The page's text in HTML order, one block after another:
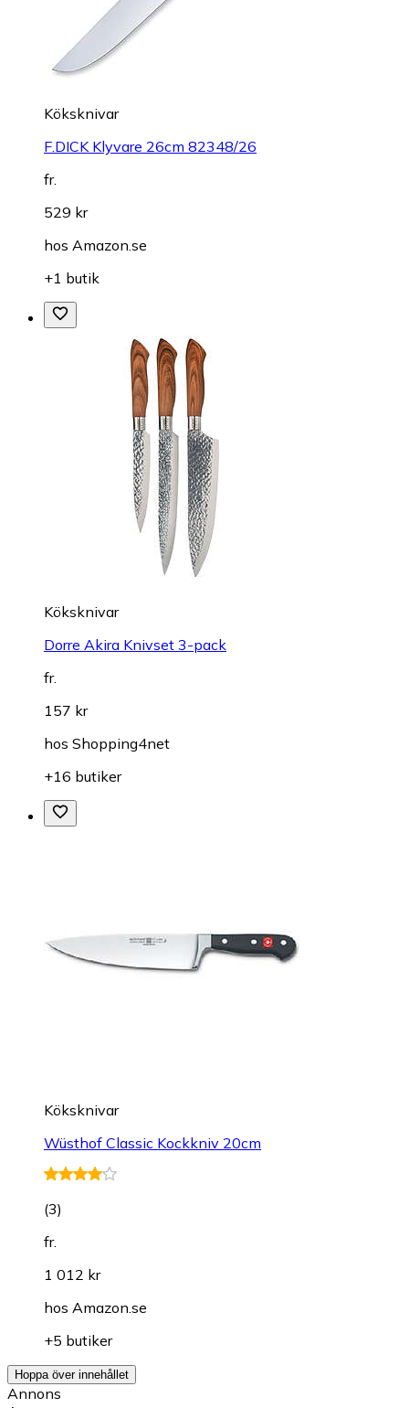
Köksknivar
F.DICK Klyvare 26cm 82348/26
fr.
529 kr
hos Amazon.se
+1 butik
Köksknivar
Dorre Akira Knivset 3-pack
fr.
157 kr
hos Shopping4net
+16 butiker
Köksknivar
Wüsthof Classic Kockkniv 20cm
(3)
fr.
1 012 kr
hos Amazon.se
+5 butiker
Hoppa över innehållet
Annons